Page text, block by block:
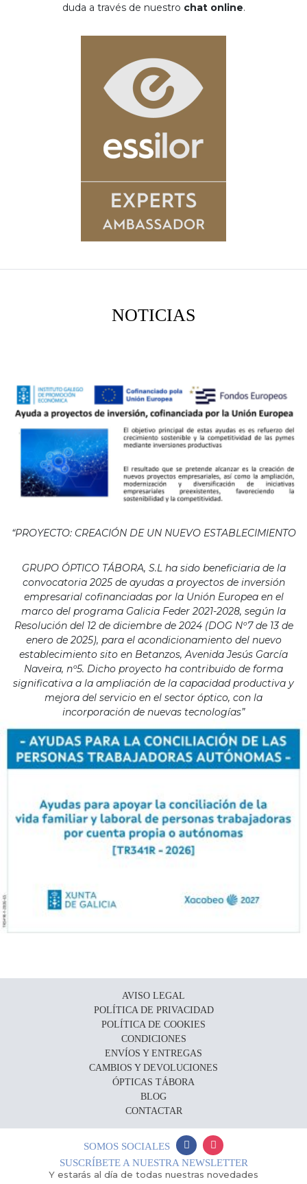
duda a través de nuestro chat online.
NOTICIAS
“PROYECTO: CREACIÓN DE UN NUEVO ESTABLECIMIENTO
GRUPO ÓPTICO TÁBORA, S.L ha sido beneficiaria de la
convocatoria 2025 de ayudas a proyectos de inversión
empresarial cofinanciadas por la Unión Europea en el
marco del programa Galicia Feder 2021-2028, según la
Resolución del 12 de diciembre de 2024 (DOG Nº7 de 13 de
enero de 2025), para el acondicionamiento del nuevo
establecimiento sito en Betanzos, Avenida Jesús García
Naveira, nº5. Dicho proyecto ha contribuido de forma
significativa a la ampliación de la capacidad productiva y
mejora del servicio en el sector óptico, con la
incorporación de nuevas tecnologías”
AVISO LEGAL
POLÍTICA DE PRIVACIDAD
POLÍTICA DE COOKIES
CONDICIONES
ENVÍOS Y ENTREGAS
CAMBIOS Y DEVOLUCIONES
ÓPTICAS TÁBORA
BLOG
CONTACTAR
SOMOS SOCIALES
SUSCRÍBETE A NUESTRA NEWSLETTER
Y estarás al día de todas nuestras novedades